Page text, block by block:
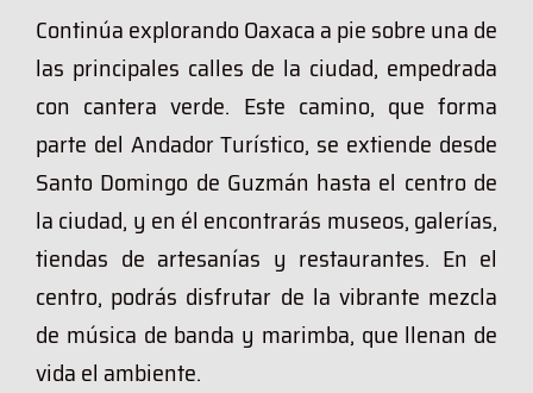
Continúa explorando Oaxaca a pie sobre una de
las principales calles de la ciudad, empedrada
con cantera verde. Este camino, que forma
parte del Andador Turístico, se extiende desde
Santo Domingo de Guzmán hasta el centro de
la ciudad, y en él encontrarás museos, galerías,
tiendas de artesanías y restaurantes. En el
centro, podrás disfrutar de la vibrante mezcla
de música de banda y marimba, que llenan de
vida el ambiente.